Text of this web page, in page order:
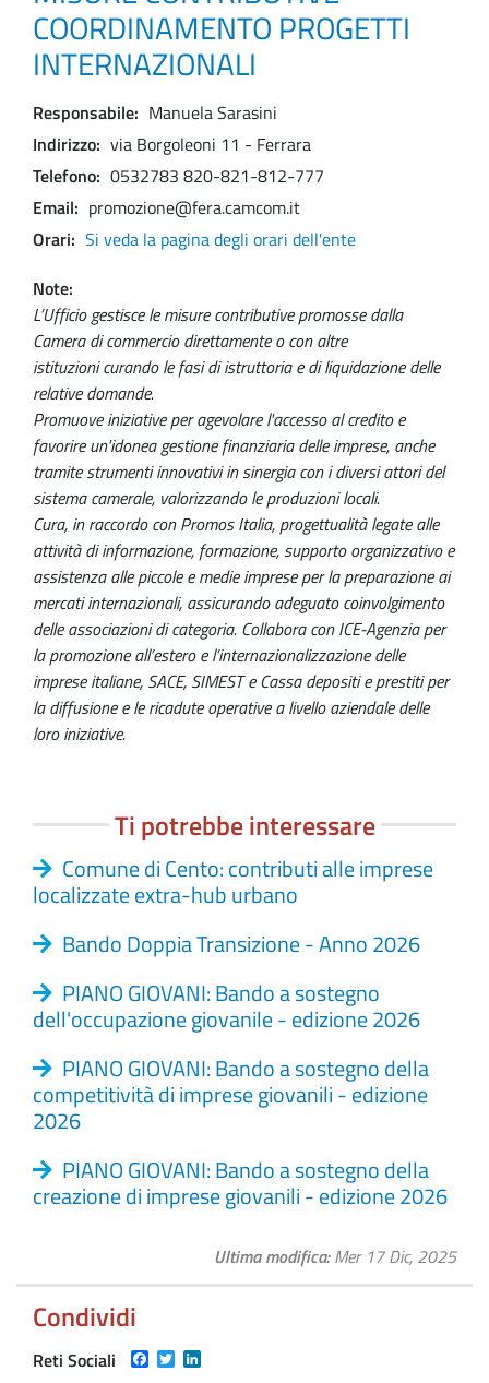
COORDINAMENTO PROGETTI
INTERNAZIONALI
Responsabile Manuela Sarasini
Indirizzo via Borgoleoni 11 - Ferrara
Telefono 0532783 820-821-812-777
Email
promozione@fera.camcom.it
Orari Si veda la pagina degli orari dell'ente
Note
L’Ufficio gestisce le misure contributive promosse dalla
Camera di commercio direttamente o con altre
istituzioni curando le fasi di istruttoria e di liquidazione delle
relative domande.
Promuove iniziative per agevolare l'accesso al credito e
favorire un'idonea gestione finanziaria delle imprese, anche
tramite strumenti innovativi in sinergia con i diversi attori del
sistema camerale, valorizzando le produzioni locali.
Cura, in raccordo con Promos Italia, progettualità legate alle
attività di informazione, formazione, supporto organizzativo e
assistenza alle piccole e medie imprese per la preparazione ai
mercati internazionali, assicurando adeguato coinvolgimento
delle associazioni di categoria. Collabora con ICE-Agenzia per
la promozione all’estero e l’internazionalizzazione delle
imprese italiane, SACE, SIMEST e Cassa depositi e prestiti per
la diffusione e le ricadute operative a livello aziendale delle
loro iniziative.
Ti potrebbe interessare
Comune di Cento: contributi alle imprese
localizzate extra-hub urbano
Bando Doppia Transizione - Anno 2026
PIANO GIOVANI: Bando a sostegno
dell'occupazione giovanile - edizione 2026
PIANO GIOVANI: Bando a sostegno della
competitività di imprese giovanili - edizione
2026
PIANO GIOVANI: Bando a sostegno della
creazione di imprese giovanili - edizione 2026
Ultima modifica Mer 17 Dic, 2025
Condividi
Reti Sociali Facebook
Twitter